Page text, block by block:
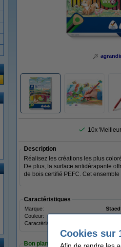
10x
Description
Réalisez les créations les plus
De plus, la surface antidérapante
de bois certifié PEFC. Cet
Caractéristiques
Marque:
Couleur:
Caractéristique:
Bon plan : commandez également
Cookies sur
Afin de rendre les